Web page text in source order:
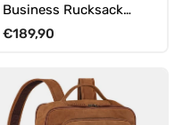
Business Rucksack
Leder mit Laptopfach 17
Normaler Preis
€189,90